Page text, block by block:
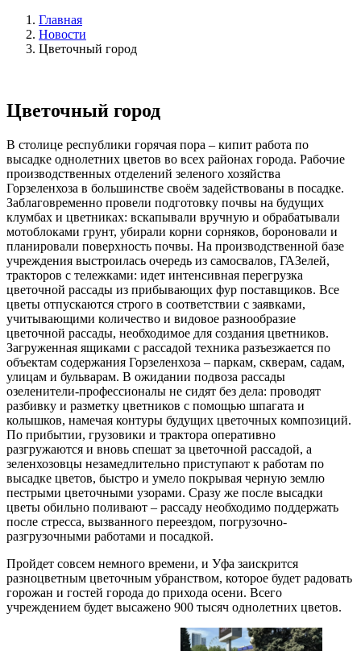
Главная
Новости
Цветочный город
Цветочный город
В столице республики горячая пора – кипит работа по
высадке однолетних цветов во всех районах города. Рабочие
производственных отделений зеленого хозяйства
Горзеленхоза в большинстве своём задействованы в посадке.
Заблаговременно провели подготовку почвы на будущих
клумбах и цветниках: вскапывали вручную и обрабатывали
мотоблоками грунт, убирали корни сорняков, бороновали и
планировали поверхность почвы. На производственной базе
учреждения выстроилась очередь из самосвалов, ГАЗелей,
тракторов с тележками: идет интенсивная перегрузка
цветочной рассады из прибывающих фур поставщиков. Все
цветы отпускаются строго в соответствии с заявками,
учитывающими количество и видовое разнообразие
цветочной рассады, необходимое для создания цветников.
Загруженная ящиками с рассадой техника разъезжается по
объектам содержания Горзеленхоза – паркам, скверам, садам,
улицам и бульварам. В ожидании подвоза рассады
озеленители-профессионалы не сидят без дела: проводят
разбивку и разметку цветников с помощью шпагата и
колышков, намечая контуры будущих цветочных композиций.
По прибытии, грузовики и трактора оперативно
разгружаются и вновь спешат за цветочной рассадой, а
зеленхозовцы незамедлительно приступают к работам по
высадке цветов, быстро и умело покрывая черную землю
пестрыми цветочными узорами. Сразу же после высадки
цветы обильно поливают – рассаду необходимо поддержать
после стресса, вызванного переездом, погрузочно-
разгрузочными работами и посадкой.
Пройдет совсем немного времени, и Уфа заискрится
разноцветным цветочным убранством, которое будет радовать
горожан и гостей города до прихода осени. Всего
учреждением будет высажено 900 тысяч однолетних цветов.